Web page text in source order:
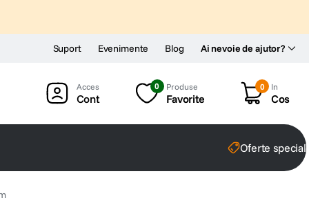
Ai nevoie de ajutor?
Suport Evenimente Blog
Cont
0 Produse
Favorite
0 In
Cos
Oferte